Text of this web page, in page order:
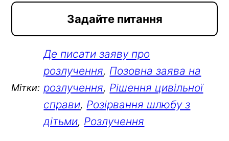
Задайте питання
Мітки:
Де писати заяву про
розлучення, Позовна заява на
розлучення, Рішення цивільної
справи, Розірвання шлюбу з
дітьми, Розлучення